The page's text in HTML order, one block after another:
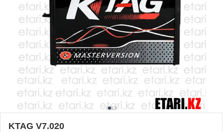
KTAG V7.020